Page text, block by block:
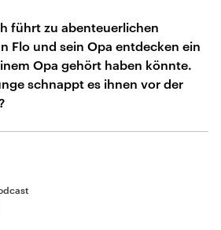
führt zu abenteuerlichen
Flo und sein Opa entdecken ein
Opa gehört haben könnte.
schnappt es ihnen vor der